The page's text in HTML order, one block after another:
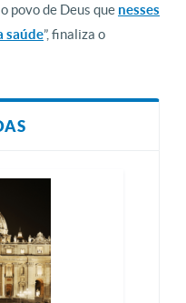
povo de Deus que nesses
saúde”, finaliza o